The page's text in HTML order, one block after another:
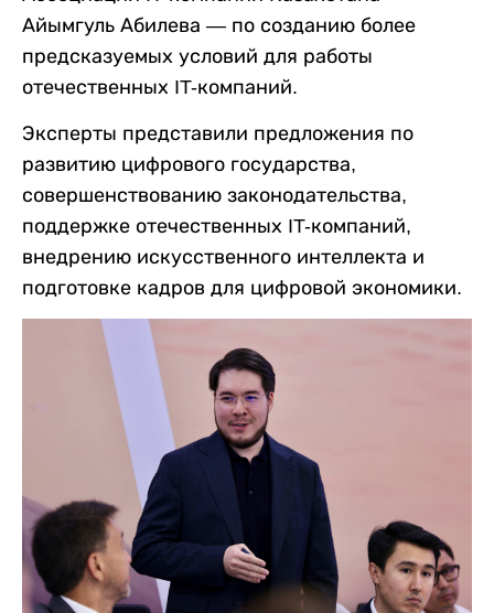
Айымгуль Абилева — по созданию более
предсказуемых условий для работы
отечественных IT-компаний.
Эксперты представили предложения по
развитию цифрового государства,
совершенствованию законодательства,
поддержке отечественных IT-компаний,
внедрению искусственного интеллекта и
подготовке кадров для цифровой экономики.